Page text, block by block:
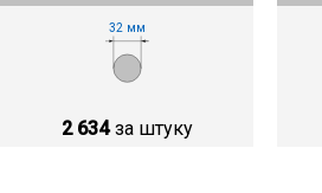
32 мм
2 634 за штуку